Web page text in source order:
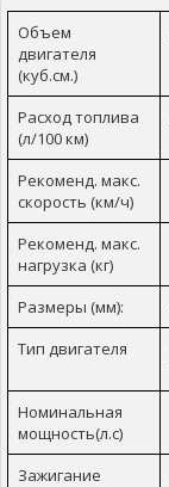
Объем
двигателя
(куб.см.)
Расход топлива
(л/100 км)
Рекоменд. макс.
скорость (км/ч)
Рекоменд. макс.
нагрузка (кг)
Размеры (мм):
Тип двигателя
Номинальная
мощность(л.с)
Зажигание